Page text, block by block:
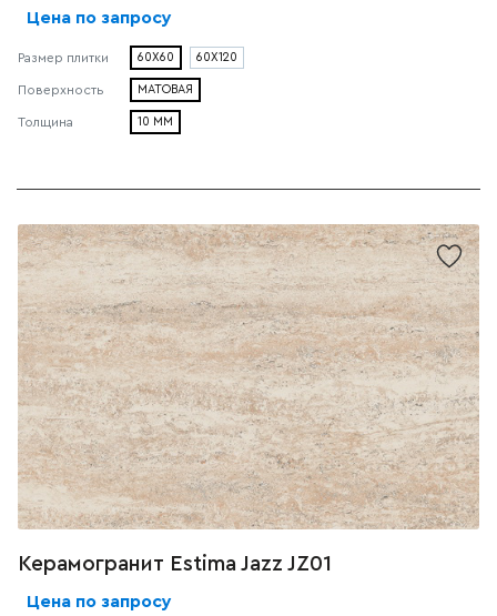
Цена по запросу
Размер плитки 60X60 60X120
Поверхность МАТОВАЯ
Толщина 10 ММ
Керамогранит Estima Jazz JZ01
Цена по запросу